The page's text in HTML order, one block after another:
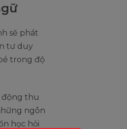
sẽ phát
tư duy
trong độ
động thu
ngôn
học hỏi